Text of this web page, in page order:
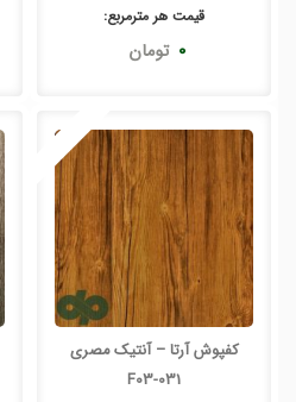
قیمت هر مترمربع:
۰ تومان
کفپوش آرتا – آنتیک مصری
F03-031